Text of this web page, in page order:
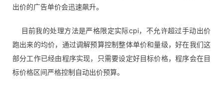
出价的广告单价会迅速飙升。
目前我的处理方法是严格限定实际cpi，不允许超过手动出价
跑出来的均价，通过调解预算控制整体单价和量级，好在我们这
部分工作已经由程序实现，只需要设定好目标价格，程序会在目
标价格区间严格控制自动出价预算。